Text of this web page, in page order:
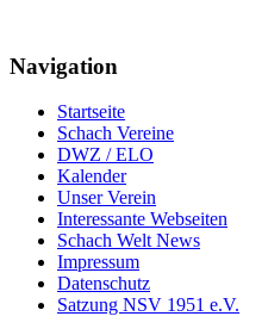
Navigation
Startseite
Schach Vereine
DWZ / ELO
Kalender
Unser Verein
Interessante Webseiten
Schach Welt News
Impressum
Datenschutz
Satzung NSV 1951 e.V.